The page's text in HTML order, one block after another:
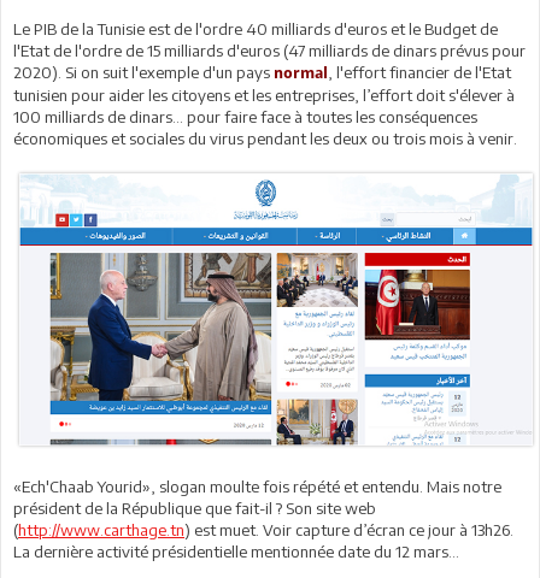
Le PIB de la Tunisie est de l'ordre 40 milliards d'euros et le Budget de
l'Etat de l'ordre de 15 milliards d'euros (47 milliards de dinars prévus pour
2020). Si on suit l'exemple d'un pays normal
, l'effort financier de l'Etat
tunisien pour aider les citoyens et les entreprises, l’effort doit s'élever à
100 milliards de dinars... pour faire face à toutes les conséquences
économiques et sociales du virus pendant les deux ou trois mois à venir.
«Ech'Chaab Yourid», slogan moulte fois répété et entendu. Mais notre
président de la République que fait-il ? Son site web
(http://www.carthage.tn) est muet. Voir capture d’écran ce jour à 13h26.
La dernière activité présidentielle mentionnée date du 12 mars…